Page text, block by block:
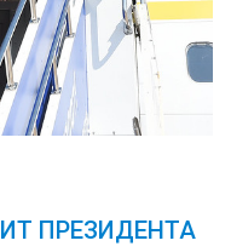
ПРЕЗИДЕНТА